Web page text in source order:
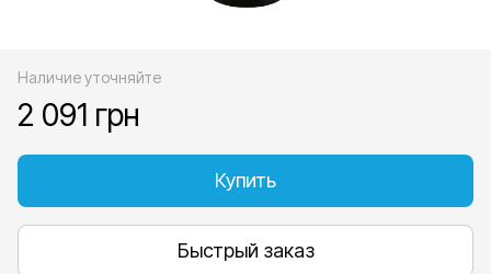
Наличие уточняйте
2 091 грн
Купить
Быстрый заказ